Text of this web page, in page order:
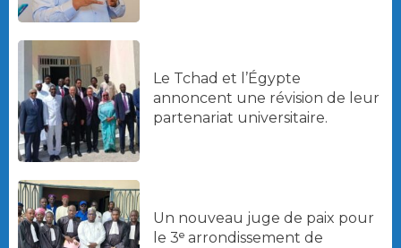
Le Tchad et l’Égypte
annoncent une révision de leur
partenariat universitaire.
Un nouveau juge de paix pour
le 3ᵉ arrondissement de